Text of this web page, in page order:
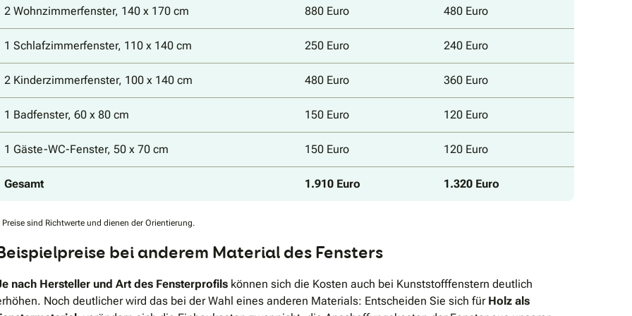
2 Wohnzimmerfenster, 140 x 170 cm 880 Euro 480 Euro
1 Schlafzimmerfenster, 110 x 140 cm 250 Euro 240 Euro
2 Kinderzimmerfenster, 100 x 140 cm 480 Euro 360 Euro
1 Badfenster, 60 x 80 cm 150 Euro 120 Euro
1 Gäste-WC-Fenster, 50 x 70 cm 150 Euro 120 Euro
Gesamt 1.910 Euro 1.320 Euro
sind Richtwerte und dienen der Orientierung.
bei anderem Material des Fensters
nach Hersteller und Art des Fensterprofils können sich die Kosten auch bei Kunststofffenstern deutlich
Noch deutlicher wird das bei der Wahl eines anderen Materials: Entscheiden Sie sich für Holz als